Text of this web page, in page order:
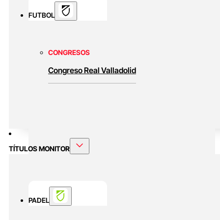
FUTBOL
CONGRESOS
Congreso Real Valladolid
TÍTULOS MONITOR
PADEL